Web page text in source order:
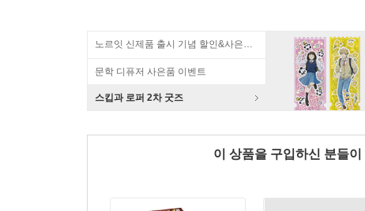
노르잇 신제품 출시 기념 할인&사은품 증정!
문학 디퓨저 사은품 이벤트
스킵과 로퍼 2차 굿즈
이 상품을 구입하신 분들이